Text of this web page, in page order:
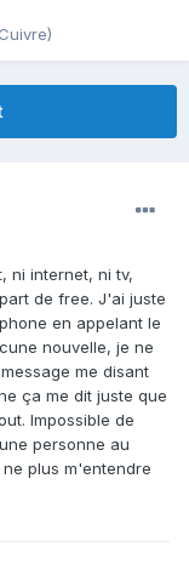
ni internet, ni tv,
de free. J'ai juste
en appelant le
nouvelle, je ne
me disant
ça me dit juste que
Impossible de
personne au
plus m'entendre